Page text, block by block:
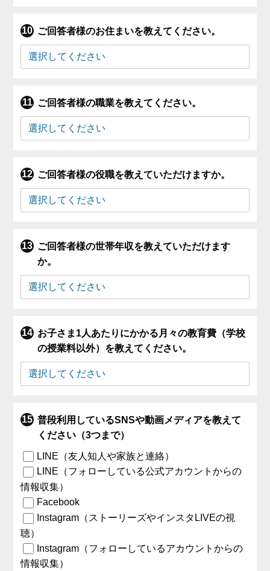
ご回答者様のお住まいを教えてください。
ご回答者様の職業を教えてください。
ご回答者様の役職を教えていただけますか。
ご回答者様の世帯年収を教えていただけます
か。
お子さま1人あたりにかかる月々の教育費（学校
の授業料以外）を教えてください。
普段利用しているSNSや動画メディアを教えて
ください（3つまで）
LINE（友人知人や家族と連絡）
LINE（フォローしている公式アカウントからの
情報収集）
Facebook
Instagram（ストーリーズやインスタLIVEの視
聴）
Instagram（フォローしているアカウントからの
情報収集）